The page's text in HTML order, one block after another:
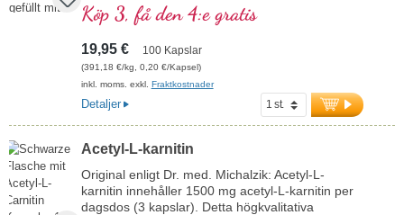
fermentering.
mer information om AAKG
mer information om Acai
Köp 3, få den 4:e gratis
19,95 € 100 Kapslar
(391,18 €/kg, 0,20 €/Kapsel)
inkl. moms. exkl. Fraktkostnader
Detaljer
Acetyl-L-karnitin
Original enligt Dr. med. Michalzik: Acetyl-L-
karnitin innehåller 1500 mg acetyl-L-karnitin per
dagsdos (3 kapslar). Detta högkvalitativa